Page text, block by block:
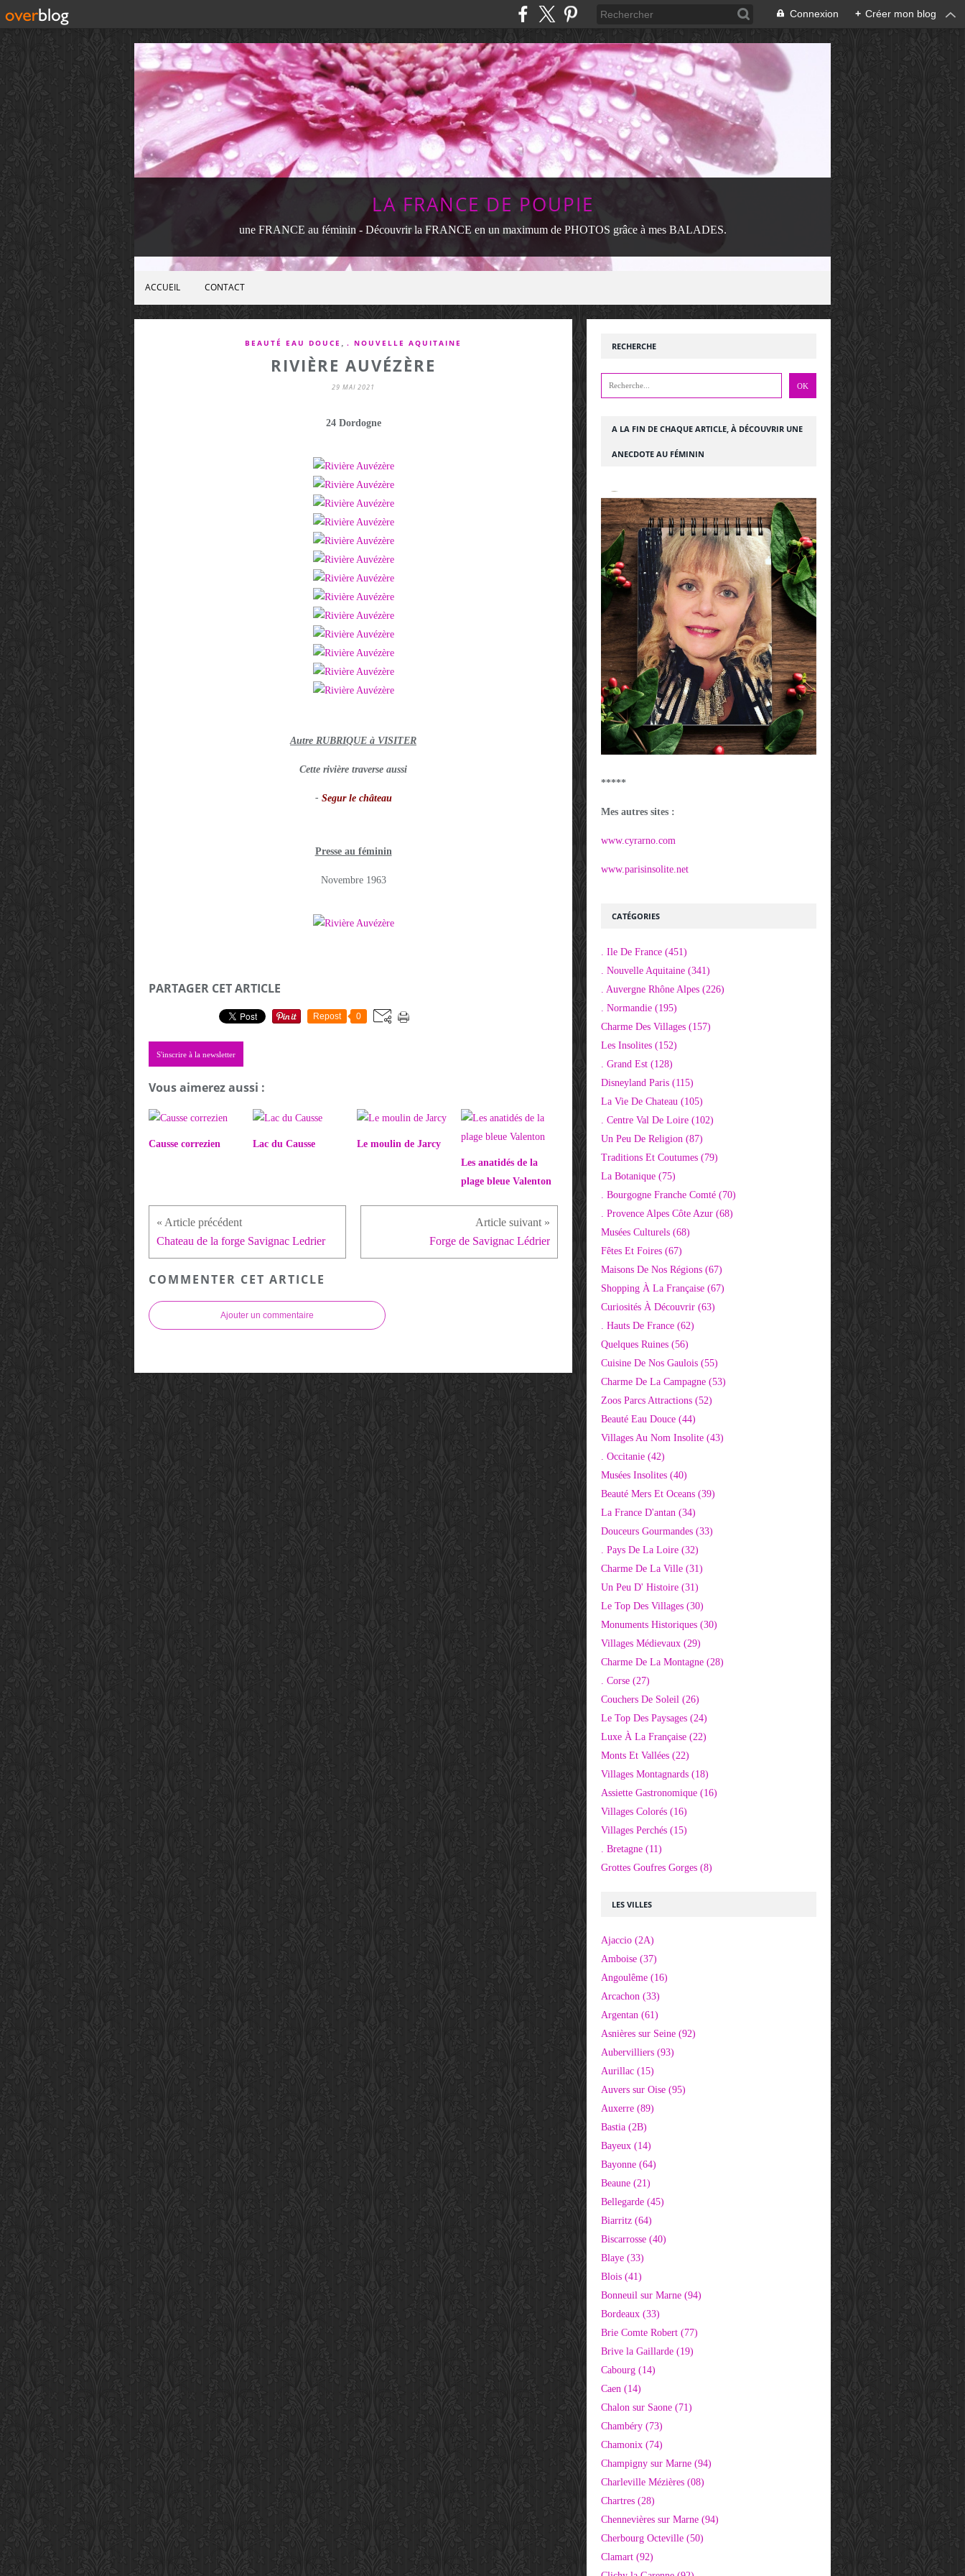
Connexion + Créer mon blog
LA FRANCE DE POUPIE
une FRANCE au féminin - Découvrir la FRANCE en un maximum de PHOTOS grâce à mes BALADES.
ACCUEIL CONTACT
BEAUTÉ EAU DOUCE . NOUVELLE AQUITAINE
RIVIÈRE AUVÉZÈRE
29 MAI 2021
24 Dordogne
Autre RUBRIQUE à VISITER
Cette rivière traverse aussi
- Segur le château
Presse au féminin
Novembre 1963
PARTAGER CET ARTICLE
Repost 0
S'inscrire à la newsletter
Vous aimerez aussi :
Causse correzien Lac du Causse
Le moulin de Jarcy
Les anatidés de la
plage bleue Valenton
Chateau de la forge Savignac Ledrier Forge de Savignac Lédrier
COMMENTER CET ARTICLE
Ajouter un commentaire
RECHERCHE
LES VILLES
Ajaccio (2A)
Amboise (37)
Angoulême (16)
Arcachon (33)
Argentan (61)
Asnières sur Seine (92)
Aubervilliers (93)
Aurillac (15)
Auvers sur Oise (95)
Auxerre (89)
Bastia (2B)
Bayeux (14)
Bayonne (64)
Beaune (21)
Bellegarde (45)
Biarritz (64)
Biscarrosse (40)
Blaye (33)
Blois (41)
Bonneuil sur Marne (94)
Bordeaux (33)
Brie Comte Robert (77)
Brive la Gaillarde (19)
Cabourg (14)
Caen (14)
Chalon sur Saone (71)
Chambéry (73)
Chamonix (74)
Champigny sur Marne (94)
Charleville Mézières (08)
Chartres (28)
Chennevières sur Marne (94)
Cherbourg Octeville (50)
Clamart (92)
CATÉGORIES
. Ile De France (451)
. Nouvelle Aquitaine (341)
. Auvergne Rhône Alpes (226)
. Normandie (195)
Charme Des Villages (157)
Les Insolites (152)
. Grand Est (128)
Disneyland Paris (115)
La Vie De Chateau (105)
. Centre Val De Loire (102)
Un Peu De Religion (87)
Traditions Et Coutumes (79)
La Botanique (75)
. Bourgogne Franche Comté (70)
. Provence Alpes Côte Azur (68)
Musées Culturels (68)
Fêtes Et Foires (67)
Maisons De Nos Régions (67)
Shopping À La Française (67)
Curiosités À Découvrir (63)
. Hauts De France (62)
Quelques Ruines (56)
Cuisine De Nos Gaulois (55)
Charme De La Campagne (53)
Zoos Parcs Attractions (52)
Beauté Eau Douce (44)
Villages Au Nom Insolite (43)
. Occitanie (42)
Musées Insolites (40)
Beauté Mers Et Oceans (39)
La France D'antan (34)
Douceurs Gourmandes (33)
. Pays De La Loire (32)
Charme De La Ville (31)
Un Peu D' Histoire (31)
Le Top Des Villages (30)
Monuments Historiques (30)
Villages Médievaux (29)
Charme De La Montagne (28)
. Corse (27)
Couchers De Soleil (26)
Le Top Des Paysages (24)
Luxe À La Française (22)
Monts Et Vallées (22)
Villages Montagnards (18)
Assiette Gastronomique (16)
Villages Colorés (16)
Villages Perchés (15)
. Bretagne (11)
Grottes Goufres Gorges (8)
A LA FIN DE CHAQUE ARTICLE, À DÉCOUVRIR UNE
ANECDOTE AU FÉMININ
*****
Mes autres sites :
www.cyrarno.com
www.parisinsolite.net